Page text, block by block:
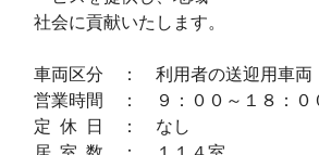
社会に貢献いたします。
車両区分 ： 利用者の送迎用車両
営業時間 ： ９：００～１８：０
定 休 日 ： なし